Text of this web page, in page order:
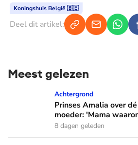
Koningshuis België 🇧🇪
Deel dit artikel:
Meest gelezen
Prinses Amalia over dé traan van
Achtergrond
Prinses Amalia over
moeder: 'Mama
8 dagen geleden